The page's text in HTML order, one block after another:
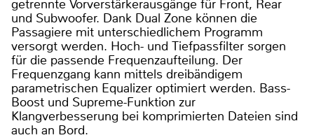
getrennte Vorverstärkerausgänge für Front, Rear
und Subwoofer. Dank Dual Zone können die
Passagiere mit unterschiedlichem Programm
versorgt werden. Hoch- und Tiefpassfilter sorgen
für die passende Frequenzaufteilung. Der
Frequenzgang kann mittels dreibändigem
parametrischen Equalizer optimiert werden. Bass-
Boost und Supreme-Funktion zur
Klangverbesserung bei komprimierten Dateien sind
auch an Bord.